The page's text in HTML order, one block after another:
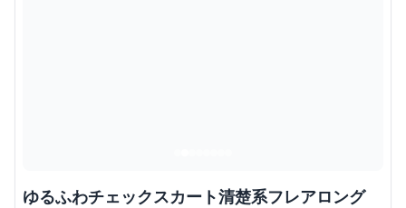
ゆるふわチェックスカート清楚系フレアロング